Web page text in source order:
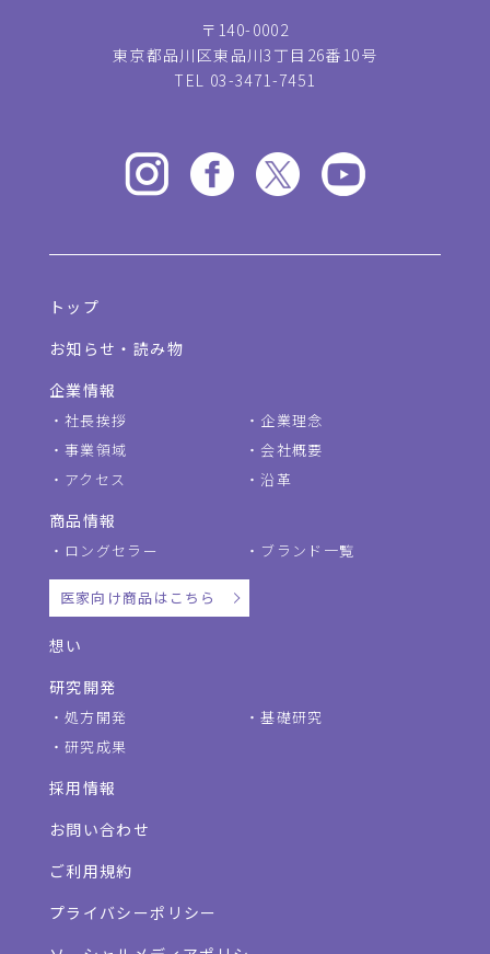
〒140-0002
東京都品川区東品川3丁目26番10号
TEL 03-3471-7451
トップ
お知らせ・読み物
企業情報
社長挨拶
企業理念
事業領域
会社概要
アクセス
沿革
商品情報
ロングセラー ブランド一覧
医家向け商品はこちら
想い
研究開発
処方開発
基礎研究
研究成果
採用情報
お問い合わせ
ご利用規約
プライバシーポリシー